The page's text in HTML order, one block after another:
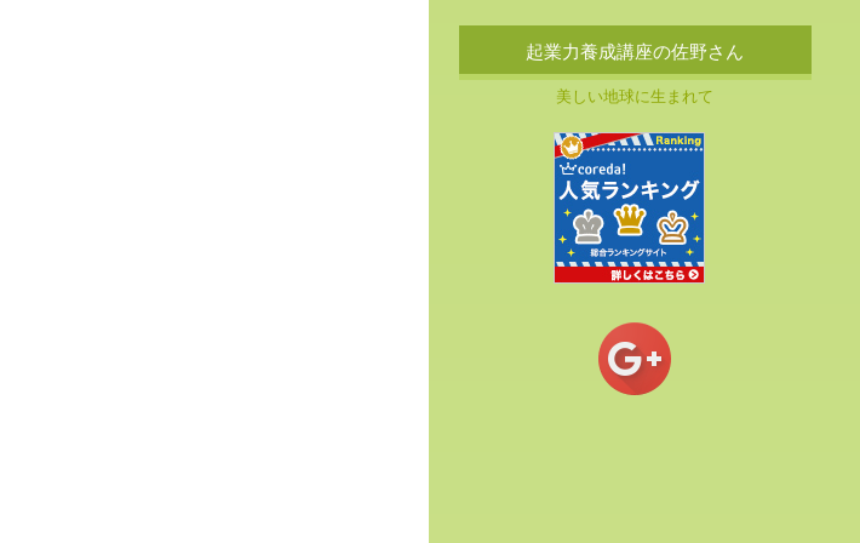
起業力養成講座の佐野さん
美しい地球に生まれて